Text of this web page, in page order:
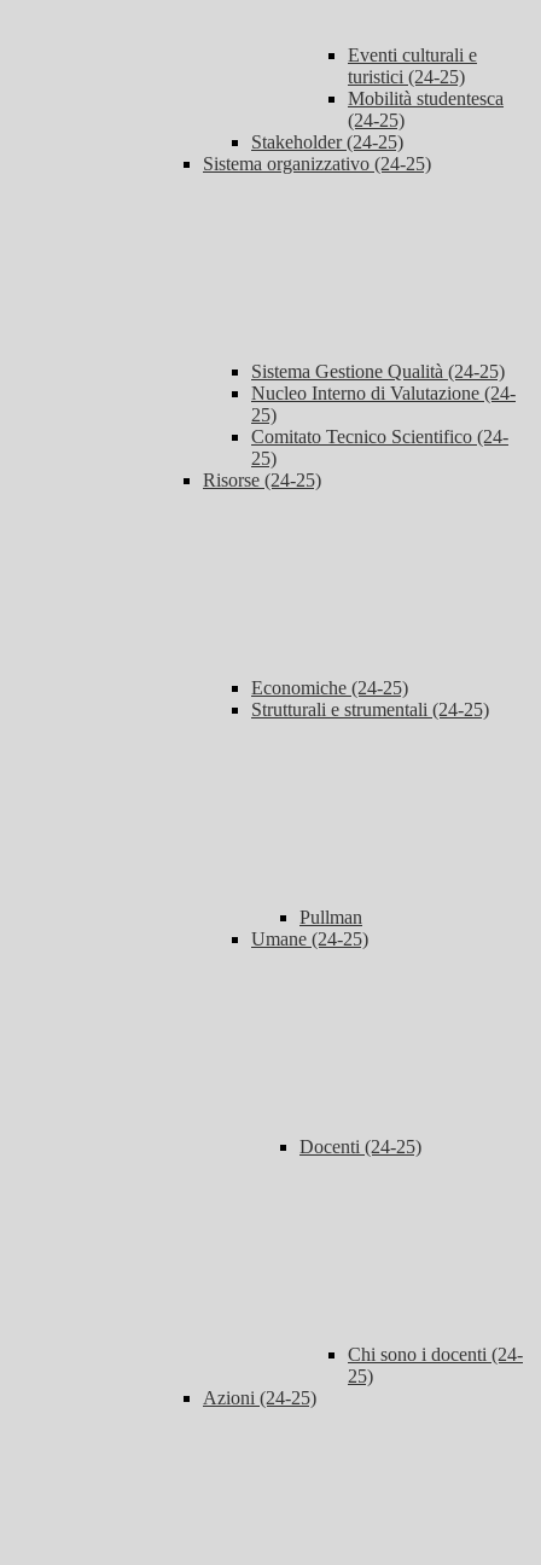
Eventi culturali e
turistici (24-25)
Mobilità studentesca
(24-25)
Stakeholder (24-25)
Sistema organizzativo (24-25)
Sistema Gestione Qualità (24-25)
Nucleo Interno di Valutazione (24-
25)
Comitato Tecnico Scientifico (24-
25)
Risorse (24-25)
Economiche (24-25)
Strutturali e strumentali (24-25)
Pullman
Umane (24-25)
Docenti (24-25)
Chi sono i docenti (24-
25)
Azioni (24-25)